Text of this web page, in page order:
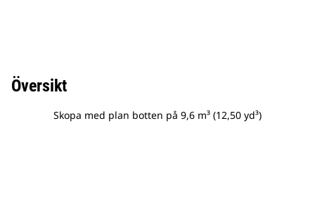
Översikt
Skopa med plan botten på 9,6 m³ (12,50 yd³)